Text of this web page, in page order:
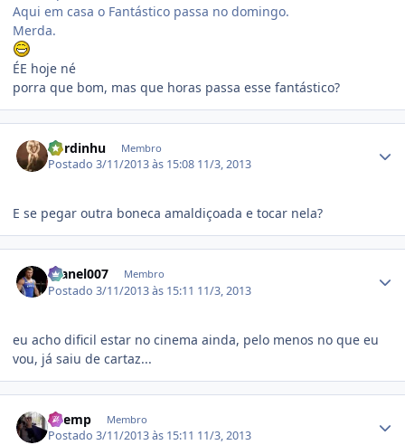
Aqui em casa o Fantástico passa no domingo.
Merda.
ÉE hoje né
porra que bom, mas que horas passa esse fantástico?
dordinhu Membro
Postado3/11/2013 às 15:08 11/3, 2013
E se pegar outra boneca amaldiçoada e tocar nela?
manel007 Membro
Postado3/11/2013 às 15:11 11/3, 2013
eu acho dificil estar no cinema ainda, pelo menos no que eu
vou, já saiu de cartaz...
Shemp Membro
Postado3/11/2013 às 15:11 11/3, 2013